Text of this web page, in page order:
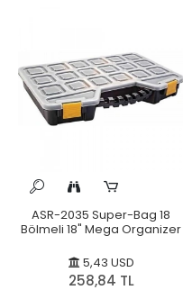
ASR-2035 Super-Bag 18
Bölmeli 18" Mega Organizer
5,43 USD
258,84 TL